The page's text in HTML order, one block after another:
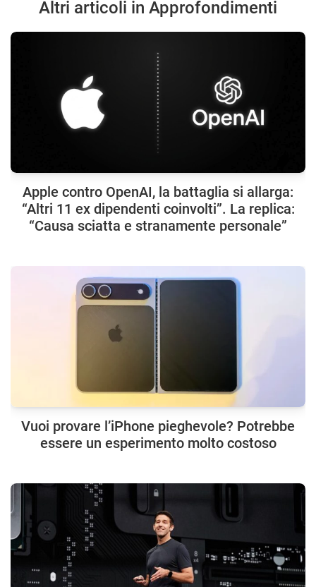
Altri articoli in Approfondimenti
Apple contro OpenAI, la battaglia si allarga:
“Altri 11 ex dipendenti coinvolti”. La replica:
“Causa sciatta e stranamente personale”
Vuoi provare l’iPhone pieghevole? Potrebbe
essere un esperimento molto costoso